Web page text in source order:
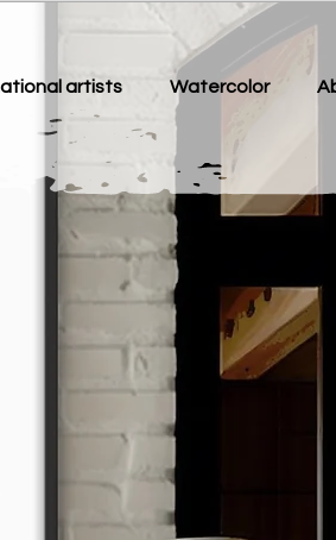
artists Watercolor